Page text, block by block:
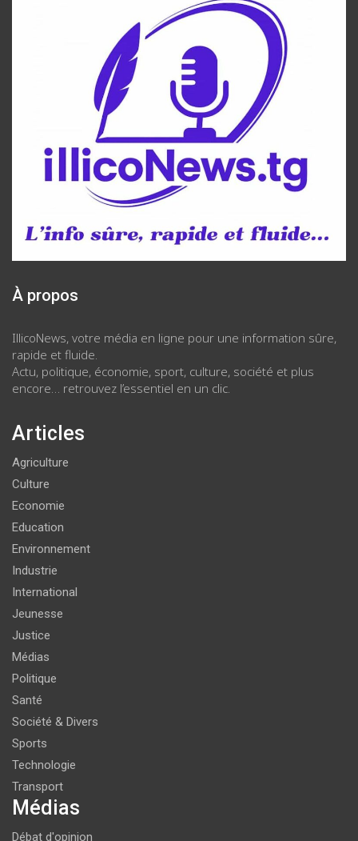
À propos
IllicoNews, votre média en ligne pour une information sûre,
rapide et fluide.
Actu, politique, économie, sport, culture, société et plus
encore… retrouvez l’essentiel en un clic.
Articles
Agriculture
Culture
Economie
Education
Environnement
Industrie
International
Jeunesse
Justice
Médias
Politique
Santé
Société & Divers
Sports
Technologie
Transport
Médias
Débat d'opinion